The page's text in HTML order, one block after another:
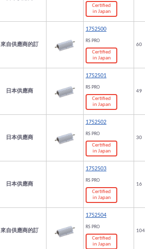
Certified
in Japan
來自供應商的訂
1752500
RS PRO
Certified
in Japan
60
日本供應商
1752501
RS PRO
Certified
in Japan
49
日本供應商
1752502
RS PRO
Certified
in Japan
30
日本供應商
1752503
RS PRO
Certified
in Japan
16
來自供應商的訂
1752504
RS PRO
Certified
in Japan
104